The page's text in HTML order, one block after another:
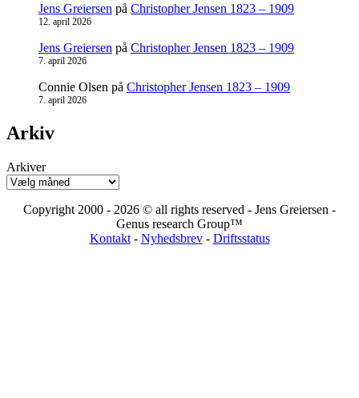
Jens Greiersen på Christopher Jensen 1823 – 1909
12. april 2026
Jens Greiersen på Christopher Jensen 1823 – 1909
7. april 2026
Connie Olsen på Christopher Jensen 1823 – 1909
7. april 2026
Arkiv
Arkiver
Copyright 2000 - 2026 © all rights reserved - Jens Greiersen -
Genus research Group™
Kontakt- Nyhedsbrev- Driftsstatus